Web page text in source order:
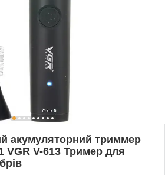
акумуляторний триммер
VGR V-613 Тример для